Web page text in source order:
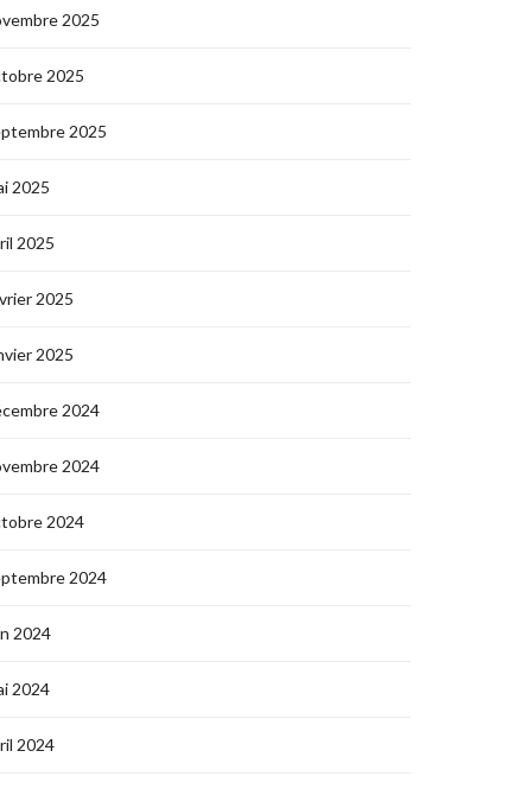
2025
2025
2025
2025
2025
2025
2025
2024
2024
2024
2024
2024
2024
2024